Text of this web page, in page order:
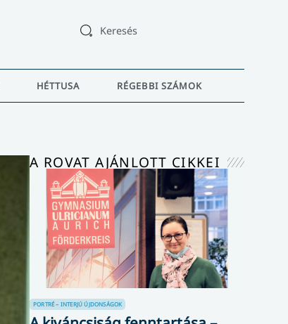
Keresés
HÉTTUSA RÉGEBBI SZÁMOK
A ROVAT AJÁNLOTT CIKKEI
PORTRÉ – INTERJÚ ÚJDONSÁGOK